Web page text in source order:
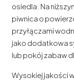
osiedla. Na
piwnica o
przyłączami
jako dodatkowa
lub pokój zabaw
Wysokiej jakości